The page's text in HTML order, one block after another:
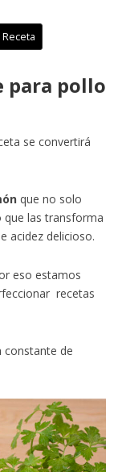
para pollo
se convertirá
que no solo
que las transforma
acidez delicioso.
eso estamos
recetas
constante de